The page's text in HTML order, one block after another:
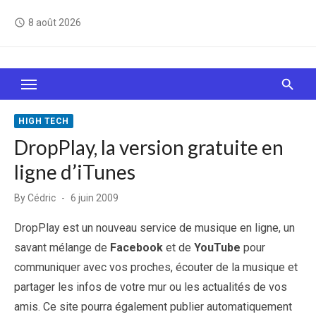
access_time 8 août 2026
Le Web, c'est comme une boîte de chocolats… On
sait jamais sur quoi on va tomber !
HIGH TECH
DropPlay, la version gratuite en
ligne d’iTunes
ByCédric
Posted
6 juin 2009
DropPlay est un nouveau service de musique en ligne, un
savant mélange de Facebook et de YouTube pour
communiquer avec vos proches, écouter de la musique et
partager les infos de votre mur ou les actualités de vos
amis. Ce site pourra également publier automatiquement